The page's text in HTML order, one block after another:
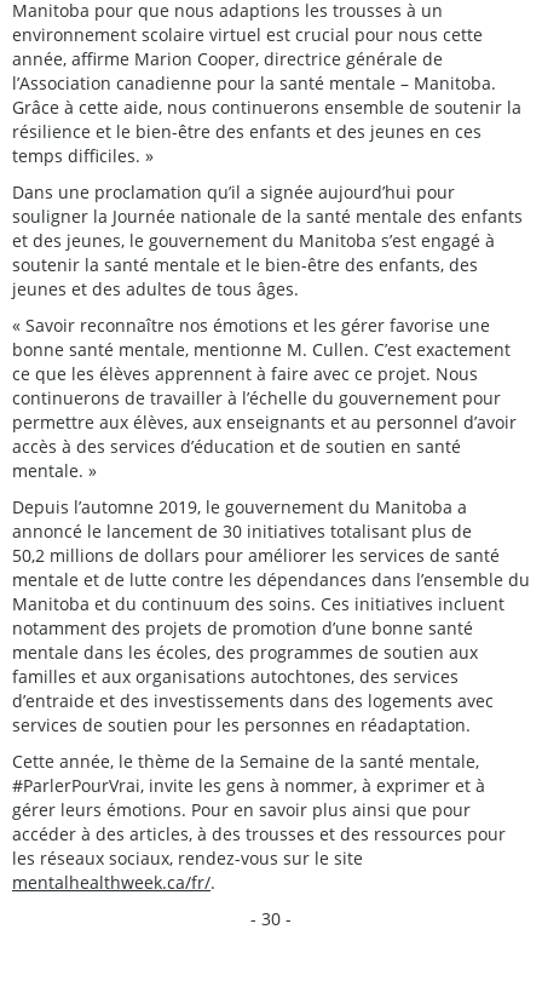
Manitoba pour que nous adaptions les trousses à un
environnement scolaire virtuel est crucial pour nous cette
année, affirme Marion Cooper, directrice générale de
l’Association canadienne pour la santé mentale – Manitoba.
Grâce à cette aide, nous continuerons ensemble de soutenir la
résilience et le bien-être des enfants et des jeunes en ces
temps difficiles. »
Dans une proclamation qu’il a signée aujourd’hui pour
souligner la Journée nationale de la santé mentale des enfants
et des jeunes, le gouvernement du Manitoba s’est engagé à
soutenir la santé mentale et le bien-être des enfants, des
jeunes et des adultes de tous âges.
« Savoir reconnaître nos émotions et les gérer favorise une
bonne santé mentale, mentionne M. Cullen. C’est exactement
ce que les élèves apprennent à faire avec ce projet. Nous
continuerons de travailler à l’échelle du gouvernement pour
permettre aux élèves, aux enseignants et au personnel d’avoir
accès à des services d’éducation et de soutien en santé
mentale. »
Depuis l’automne 2019, le gouvernement du Manitoba a
annoncé le lancement de 30 initiatives totalisant plus de
50,2 millions de dollars pour améliorer les services de santé
mentale et de lutte contre les dépendances dans l’ensemble du
Manitoba et du continuum des soins. Ces initiatives incluent
notamment des projets de promotion d’une bonne santé
mentale dans les écoles, des programmes de soutien aux
familles et aux organisations autochtones, des services
d’entraide et des investissements dans des logements avec
services de soutien pour les personnes en réadaptation.
Cette année, le thème de la Semaine de la santé mentale,
#ParlerPourVrai, invite les gens à nommer, à exprimer et à
gérer leurs émotions. Pour en savoir plus ainsi que pour
accéder à des articles, à des trousses et des ressources pour
les réseaux sociaux, rendez-vous sur le site
mentalhealthweek.ca/fr/.
- 30 -